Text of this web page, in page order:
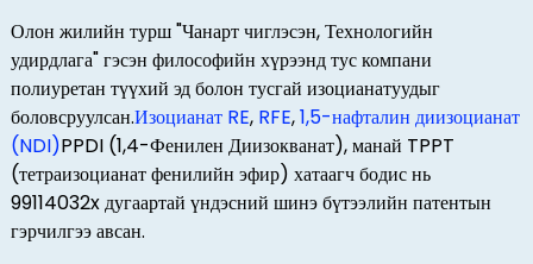
Олон жилийн турш "Чанарт чиглэсэн, Технологийн
удирдлага" гэсэн философийн хүрээнд тус компани
полиуретан түүхий эд болон тусгай изоцианатуудыг
боловсруулсан.Изоцианат RE, RFE,1,5-нафталин диизоцианат
(NDI)PPDI (1,4-Фенилен Диизокванат), манай TPPT
(тетраизоцианат фенилийн эфир) хатаагч бодис нь
99114032x дугаартай үндэсний шинэ бүтээлийн патентын
гэрчилгээ авсан.